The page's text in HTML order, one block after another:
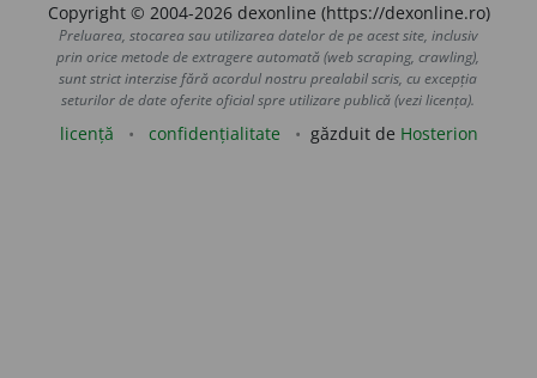
Copyright © 2004-2026 dexonline (https://dexonline.ro)
Preluarea, stocarea sau utilizarea datelor de pe acest site, inclusiv
prin orice metode de extragere automată (web scraping, crawling),
sunt strict interzise fără acordul nostru prealabil scris, cu excepția
seturilor de date oferite oficial spre utilizare publică (vezi licența).
licență confidențialitate găzduit de Hosterion